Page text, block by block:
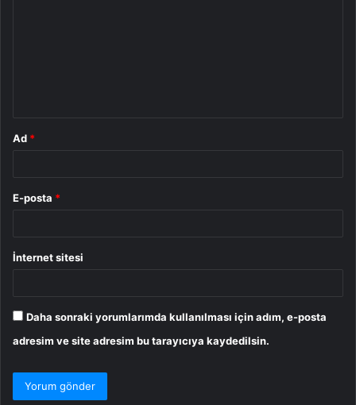
Ad *
E-posta *
İnternet sitesi
Daha sonraki yorumlarımda kullanılması için adım, e-posta
adresim ve site adresim bu tarayıcıya kaydedilsin.